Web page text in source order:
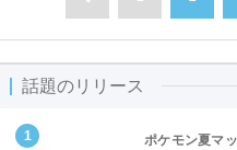
話題のリリース
ポケモン夏マ